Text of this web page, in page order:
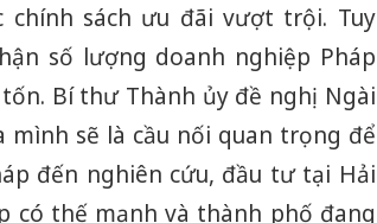
sách ưu đãi vượt trội. Tuy
số lượng doanh nghiệp Pháp
Bí thư Thành ủy đề nghị Ngài
sẽ là cầu nối quan trọng để
đến nghiên cứu, đầu tư tại Hải
có thế mạnh và thành phố đang